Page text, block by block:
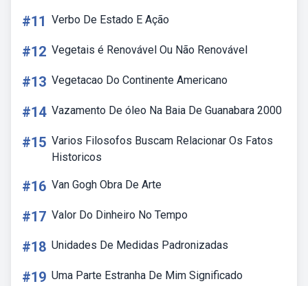
#11 Verbo De Estado E Ação
#12 Vegetais é Renovável Ou Não Renovável
#13 Vegetacao Do Continente Americano
#14 Vazamento De óleo Na Baia De Guanabara 2000
#15 Varios Filosofos Buscam Relacionar Os Fatos
Historicos
#16 Van Gogh Obra De Arte
#17 Valor Do Dinheiro No Tempo
#18 Unidades De Medidas Padronizadas
#19 Uma Parte Estranha De Mim Significado